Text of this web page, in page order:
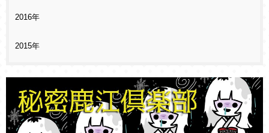
2016年
2015年